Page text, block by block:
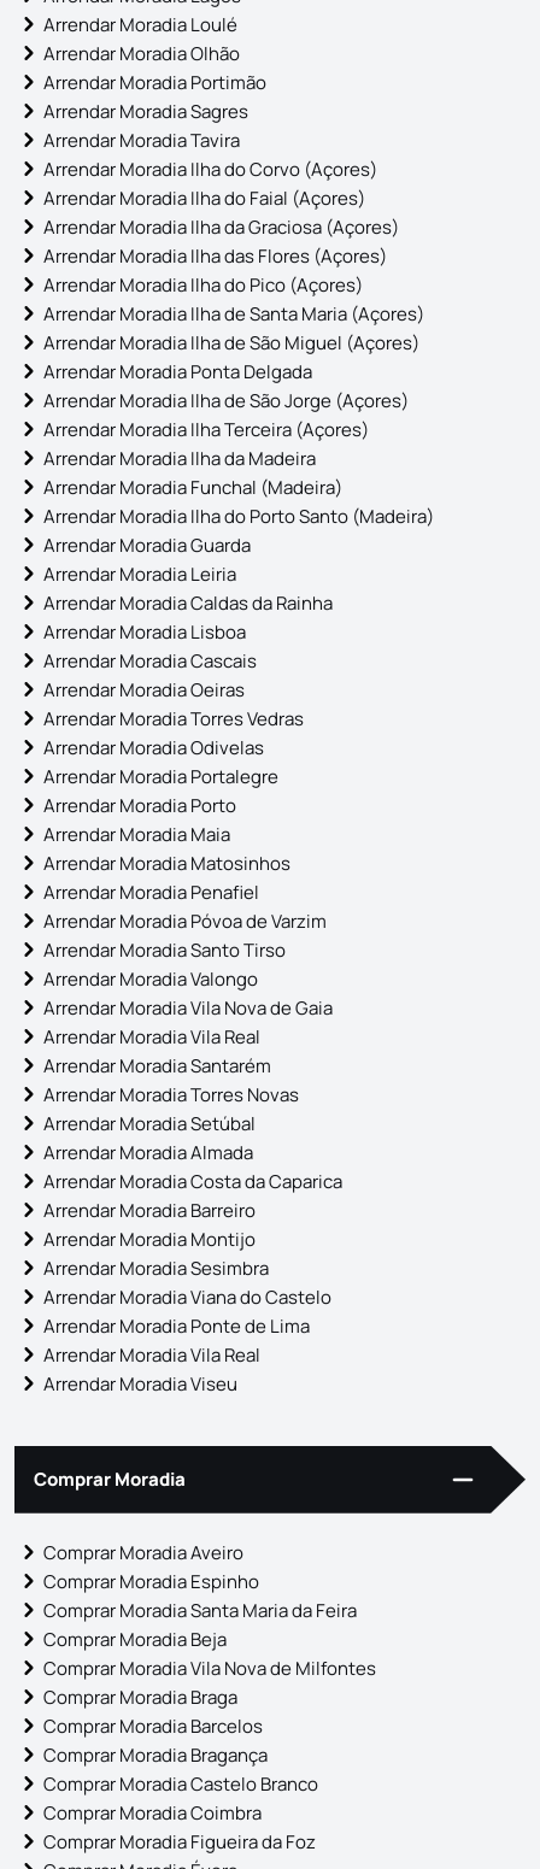
Arrendar Moradia Loulé
Arrendar Moradia Olhão
Arrendar Moradia Portimão
Arrendar Moradia Sagres
Arrendar Moradia Tavira
Arrendar Moradia Ilha do Corvo (Açores)
Arrendar Moradia Ilha do Faial (Açores)
Arrendar Moradia Ilha da Graciosa (Açores)
Arrendar Moradia Ilha das Flores (Açores)
Arrendar Moradia Ilha do Pico (Açores)
Arrendar Moradia Ilha de Santa Maria (Açores)
Arrendar Moradia Ilha de São Miguel (Açores)
Arrendar Moradia Ponta Delgada
Arrendar Moradia Ilha de São Jorge (Açores)
Arrendar Moradia Ilha Terceira (Açores)
Arrendar Moradia Ilha da Madeira
Arrendar Moradia Funchal (Madeira)
Arrendar Moradia Ilha do Porto Santo (Madeira)
Arrendar Moradia Guarda
Arrendar Moradia Leiria
Arrendar Moradia Caldas da Rainha
Arrendar Moradia Lisboa
Arrendar Moradia Cascais
Arrendar Moradia Oeiras
Arrendar Moradia Torres Vedras
Arrendar Moradia Odivelas
Arrendar Moradia Portalegre
Arrendar Moradia Porto
Arrendar Moradia Maia
Arrendar Moradia Matosinhos
Arrendar Moradia Penafiel
Arrendar Moradia Póvoa de Varzim
Arrendar Moradia Santo Tirso
Arrendar Moradia Valongo
Arrendar Moradia Vila Nova de Gaia
Arrendar Moradia Vila Real
Arrendar Moradia Santarém
Arrendar Moradia Torres Novas
Arrendar Moradia Setúbal
Arrendar Moradia Almada
Arrendar Moradia Costa da Caparica
Arrendar Moradia Barreiro
Arrendar Moradia Montijo
Arrendar Moradia Sesimbra
Arrendar Moradia Viana do Castelo
Arrendar Moradia Ponte de Lima
Arrendar Moradia Vila Real
Arrendar Moradia Viseu
Comprar Moradia
Comprar Moradia Aveiro
Comprar Moradia Espinho
Comprar Moradia Santa Maria da Feira
Comprar Moradia Beja
Comprar Moradia Vila Nova de Milfontes
Comprar Moradia Braga
Comprar Moradia Barcelos
Comprar Moradia Bragança
Comprar Moradia Castelo Branco
Comprar Moradia Coimbra
Comprar Moradia Figueira da Foz